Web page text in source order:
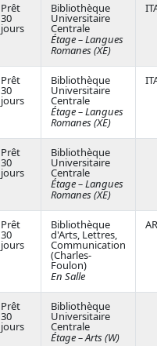
Prêt
30
jours
Bibliothèque
Universitaire
Centrale
Étage – Langues
Romanes (XE)
Prêt
30
jours
Bibliothèque
Universitaire
Centrale
Étage – Langues
Romanes (XE)
Prêt
30
jours
Bibliothèque
Universitaire
Centrale
Étage – Langues
Romanes (XE)
Prêt
30
jours
Bibliothèque
d'Arts, Lettres,
Communication
(Charles-
Foulon)
En Salle
Prêt
30
jours
Bibliothèque
Universitaire
Centrale
Étage – Arts (W)